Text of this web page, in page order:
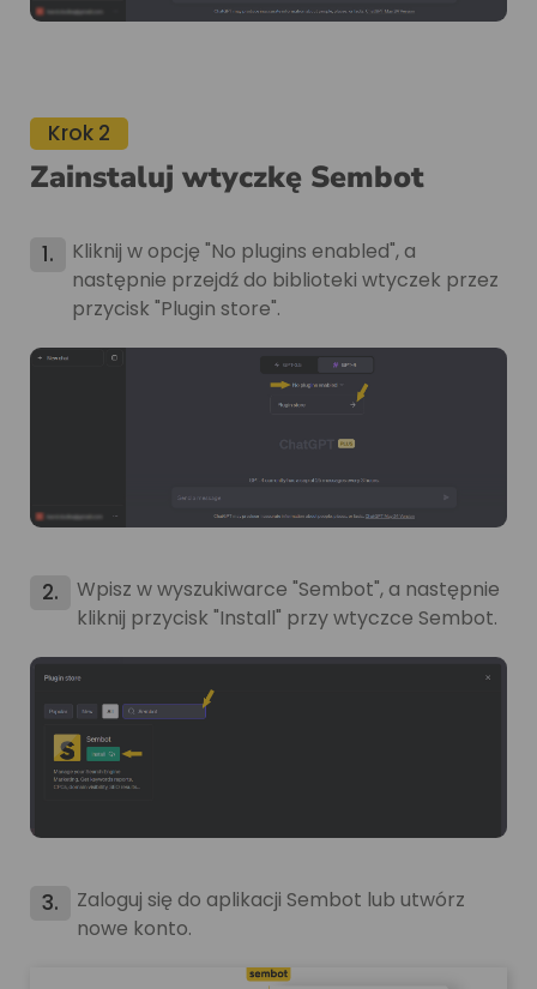
Krok 2
Zainstaluj wtyczkę Sembot
1.
Kliknij w opcję "No plugins enabled", a
następnie przejdź do biblioteki wtyczek przez
przycisk "Plugin store".
2.
Wpisz w wyszukiwarce "Sembot", a następnie
kliknij przycisk "Install" przy wtyczce Sembot.
3.
Zaloguj się do aplikacji Sembot lub utwórz
nowe konto.